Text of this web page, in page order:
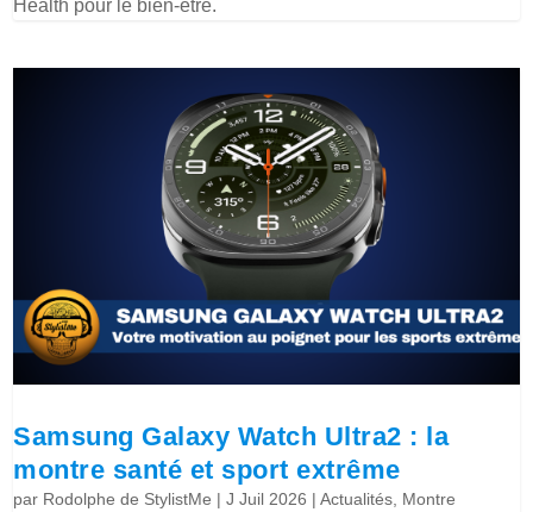
Health pour le bien-être.
Samsung Galaxy Watch Ultra2 : la
montre santé et sport extrême
par Rodolphe de StylistMe |J Juil 2026 |Actualités Montre